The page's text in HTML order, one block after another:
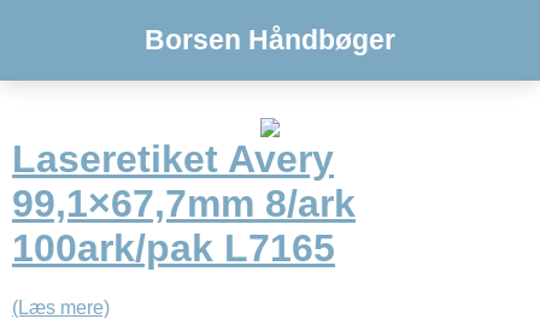
Borsen Håndbøger
Laseretiket Avery
99,1×67,7mm 8/ark
100ark/pak L7165
(Læs mere)